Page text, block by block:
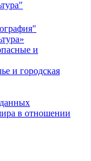
и
и городская
в отношении